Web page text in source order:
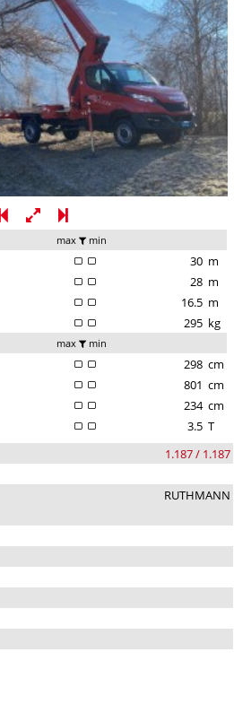
max min
30 m
28 m
16.5 m
295 kg
max min
298 cm
801 cm
234 cm
3.5 T
1.187 / 1.187
RUTHMANN